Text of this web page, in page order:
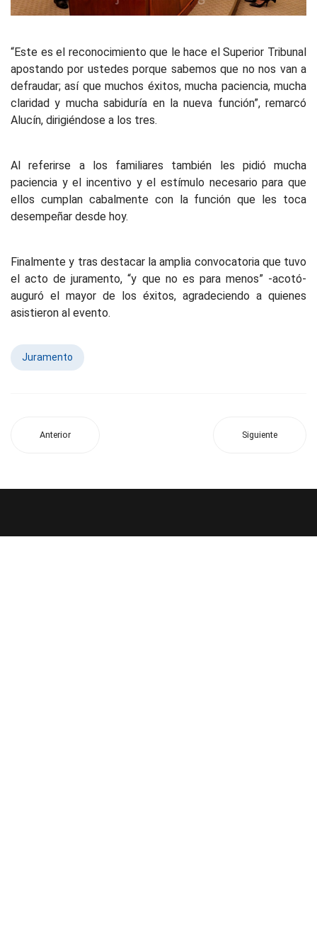
“Este es el reconocimiento que le hace el Superior Tribunal
apostando por ustedes porque sabemos que no nos van a
defraudar; así que muchos éxitos, mucha paciencia, mucha
claridad y mucha sabiduría en la nueva función”, remarcó
Alucín, dirigiéndose a los tres.
Al referirse a los familiares también les pidió mucha
paciencia y el incentivo y el estímulo necesario para que
ellos cumplan cabalmente con la función que les toca
desempeñar desde hoy.
Finalmente y tras destacar la amplia convocatoria que tuvo
el acto de juramento, “y que no es para menos” -acotó-
auguró el mayor de los éxitos, agradeciendo a quienes
asistieron al evento.
Juramento
Anterior Siguiente
SUPERIOR TRIBUNAL DE JUSTICIA